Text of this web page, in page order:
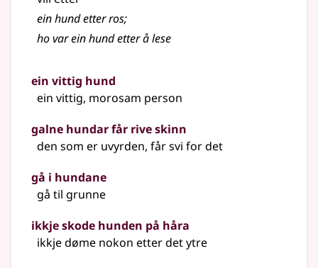
ein hund etter ros;
ho var ein hund etter å lese
ein vittig hund
ein vittig, morosam person
galne hundar får rive skinn
den som er uvyrden, får svi for det
gå i hundane
gå til grunne
ikkje skode hunden på håra
ikkje døme nokon etter det ytre